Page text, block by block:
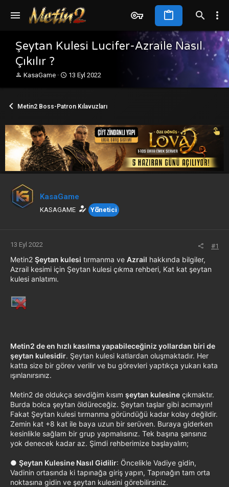
Şeytan Kulesi Lucifer-Azraile Nasıl
Çıkılır ?
K
u
b
a
ş
l
a
t
a
n
KasaGame
B
g
ı
ç
t
a
r
h
13 Eyl 2022
Metin2 Boss-Patron Kılavuzları
KasaGame
KASAGAME Yönetici
13 Eyl 2022 #1
Metin2 Şeytan kulesi tırmanma ve Azrail hakkında bilgiler,
Azrail kesimi için Şeytan kulesi çıkma rehberi, Kat kat şeytan
kulesi anlatımı.
Metin2 de en hızlı kasılma yapabileceğiniz yollardan biri de
şeytan kulesidir. Şeytan kulesi katlardan oluşmaktadır. Her
katta size bir görev verilir ve bu görevleri yaptıkça yukarı kata
ışınlanırsınız.
Metin2 de oldukça sevdiğim kısım şeytan kulesine çıkmaktır.
Burda bolca şeytan öldüreceğiz. Şeytan taşlar gibi acımayın!
Fakat Şeytan kulesi tırmanma göründüğü kadar kolay değildir.
Zemin kat +8 kat ile baya uzun bir serüven. Buraya giderken
kesinlikle sağlam bir grup yapmalısınız. Tek başına şansınız
yok denecek kadar az. Şimdi rehberimize başlayalım;
● Şeytan Kulesine Nasıl Gidilir: Öncelikle Vadiye gidin,
Vadinin ortasında ki tapınağa giriş yapın, Tapınağın tam orta
noktasına gidin ve şeytan kulesini görebilirsiniz.